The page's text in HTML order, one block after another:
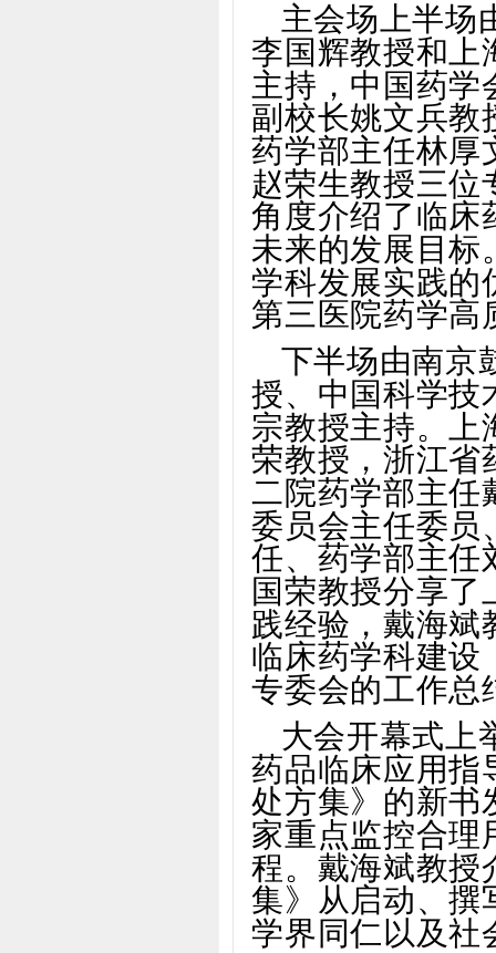
主会场上半场
李国辉教授和上
主持，中国药学
副校长姚文兵教
药学部主任林厚
赵荣生教授三位
角度介绍了临床
未来的发展目标
学科发展实践的
第三医院药学高
下半场由南京
授、中国科学技
宗教授主持。上
荣教授，浙江省
二院药学部主任
委员会主任委员
任、药学部主任
国荣教授分享
践经验，戴海斌
临床药学科建设
专委会的工作总
大会开幕式上
药品临床应用指
处方集》的新书
家重点监控合理
程。戴海斌教授
集》从启动、撰
学界同仁以及社